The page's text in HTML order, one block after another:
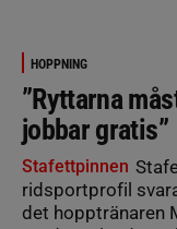
HOPPNING
”Ryttarna
jobbar gratis”
Stafettpinnen
ridsportprofil
det hopptränaren